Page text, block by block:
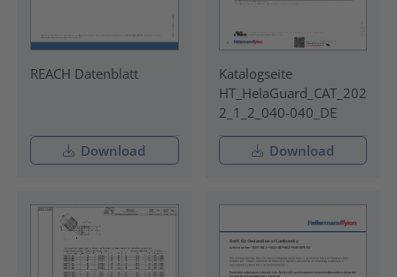
REACH Datenblatt
Download
Katalogseite
HT_HelaGuard_CAT_202
2_1_2_040-040_DE
Download